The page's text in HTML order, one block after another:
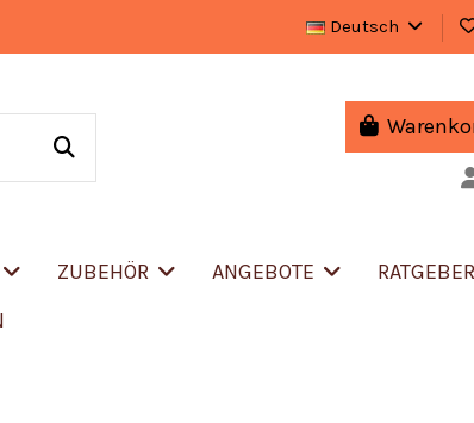
Deutsch
ZUBEHÖR ANGEBOTE
RATGEBER